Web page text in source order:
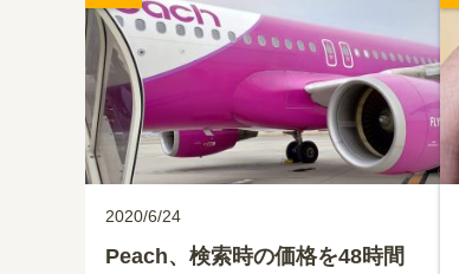
2020/6/24
Peach、検索時の価格を48時間